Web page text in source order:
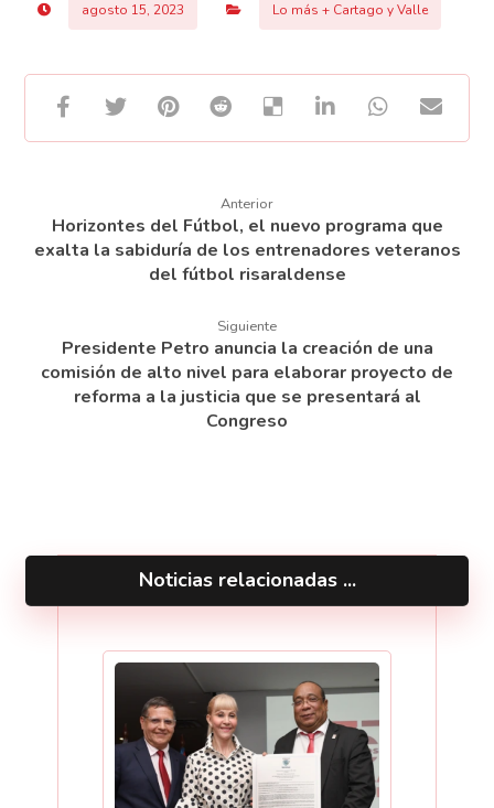
agosto 15, 2023 Lo más + Cartago y Valle
Anterior
Horizontes del Fútbol, el nuevo programa que
exalta la sabiduría de los entrenadores veteranos
del fútbol risaraldense
Siguiente
Presidente Petro anuncia la creación de una
comisión de alto nivel para elaborar proyecto de
reforma a la justicia que se presentará al
Congreso
Noticias relacionadas ...